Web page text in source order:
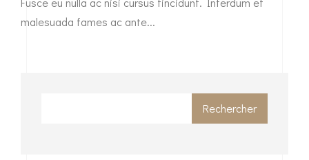
malesuada fames ac ante...
Rechercher